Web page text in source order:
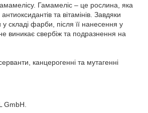
Гамамеліс – це рослина, яка
та вітамінів. Завдяки
у складі фарби, після її нанесення у
виникає свербіж та подразнення на
канцерогенні та мутагенні
GmbH.